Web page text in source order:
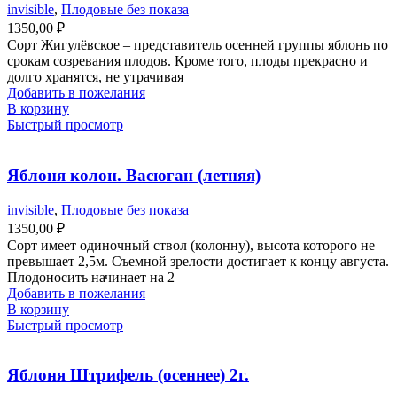
invisible, Плодовые без показа
1350,00 ₽
Сорт Жигулёвское – представитель осенней группы яблонь по
срокам созревания плодов. Кроме того, плоды прекрасно и
долго хранятся, не утрачивая
Добавить в пожелания
В корзину
Быстрый просмотр
Яблоня колон. Васюган (летняя)
invisible, Плодовые без показа
1350,00 ₽
Сорт имеет одиночный ствол (колонну), высота которого не
превышает 2,5м. Съемной зрелости достигает к концу августа.
Плодоносить начинает на 2
Добавить в пожелания
В корзину
Быстрый просмотр
Яблоня Штрифель (осеннее) 2г.